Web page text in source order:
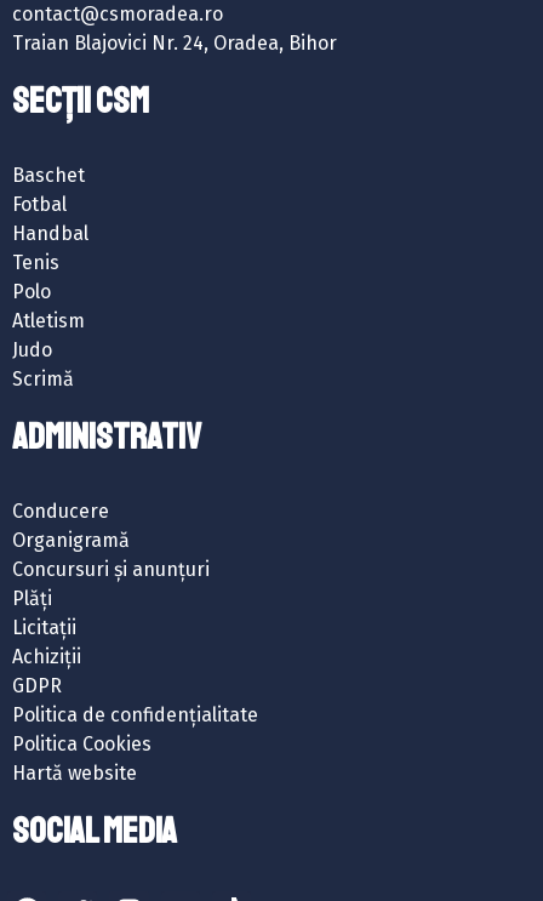
contact@csmoradea.ro
Traian Blajovici Nr. 24, Oradea, Bihor
SECȚII CSM
Baschet
Fotbal
Handbal
Tenis
Polo
Atletism
Judo
Scrimă
ADMINISTRATIV
Conducere
Organigramă
Concursuri și anunțuri
Plăți
Licitații
Achiziții
GDPR
Politica de confidențialitate
Politica Cookies
Hartă website
SOCIAL MEDIA